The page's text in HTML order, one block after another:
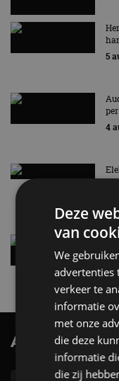
5
4
4
AutoRAI.nl TV
Deze
van
We
advertenties
verkeer te
informatie
met onze
die deze
informatie
die zij